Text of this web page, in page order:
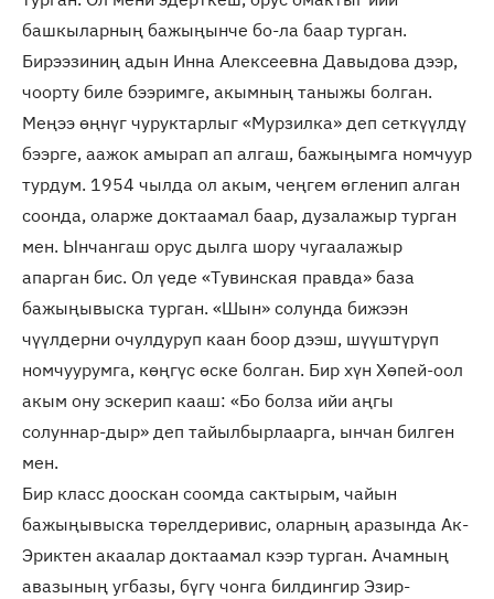
башкыларның бажыңынче бо-ла баар турган.
Бирээзиниң адын Инна Алексеевна Давыдова дээр,
чоорту биле бээримге, акымның таныжы болган.
Меңээ өңнүг чуруктарлыг «Мурзилка» деп сеткүүлдү
бээрге, аажок амырап ап алгаш, бажыңымга номчуур
турдум. 1954 чылда ол акым, чеңгем өгленип алган
соонда, оларже доктаамал баар, дузалажыр турган
мен. Ынчангаш орус дылга шору чугаалажыр
апарган бис. Ол үеде «Тувинская правда» база
бажыңывыска турган. «Шын» солунда бижээн
чүүлдерни очулдуруп каан боор дээш, шүүштүрүп
номчуурумга, көңгүс өске болган. Бир хүн Хөпей-оол
акым ону эскерип кааш: «Бо болза ийи аңгы
солуннар-дыр» деп тайылбырлаарга, ынчан билген
мен.
Бир класс дооскан соомда сактырым, чайын
бажыңывыска төрелдеривис, оларның аразында Ак-
Эриктен акаалар доктаамал кээр турган. Ачамның
авазының угбазы, бүгү чонга билдингир Эзир-